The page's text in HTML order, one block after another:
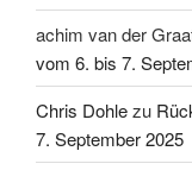
achim van der
vom 6. bis 7.
Chris Dohlezu
7. September 2025